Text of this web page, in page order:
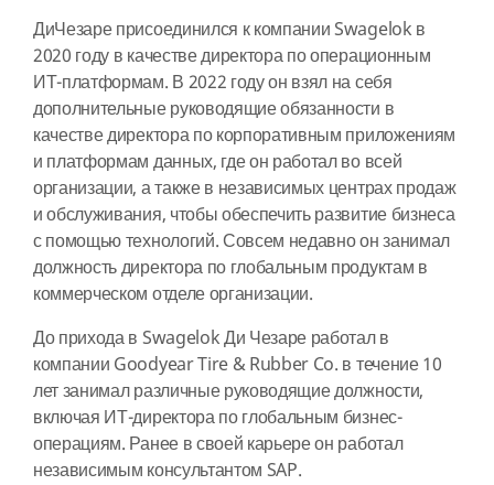
ДиЧезаре присоединился к компании Swagelok в
2020 году в качестве директора по операционным
ИТ-платформам. В 2022 году он взял на себя
дополнительные руководящие обязанности в
качестве директора по корпоративным приложениям
и платформам данных, где он работал во всей
организации, а также в независимых центрах продаж
и обслуживания, чтобы обеспечить развитие бизнеса
с помощью технологий. Совсем недавно он занимал
должность директора по глобальным продуктам в
коммерческом отделе организации.
До прихода в Swagelok Ди Чезаре работал в
компании Goodyear Tire & Rubber Co. в течение 10
лет занимал различные руководящие должности,
включая ИТ-директора по глобальным бизнес-
операциям. Ранее в своей карьере он работал
независимым консультантом SAP.